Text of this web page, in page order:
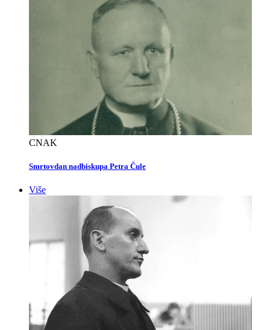
CNAK
Smrtovdan nadbiskupa Petra Čule
Više